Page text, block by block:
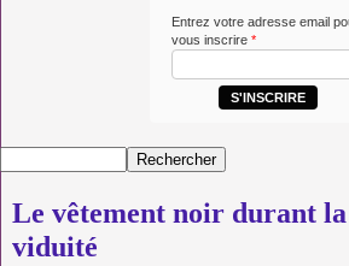
Entrez votre adresse email
vous inscrire *
S'INSCRIRE
Le vêtement noir durant
viduité